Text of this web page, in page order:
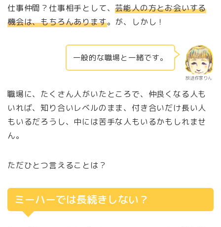
仕事仲間？仕事相手として、芸能人の方とお会いする
機会は、もちろんあります。が、しかし！
放送作家りん
一般的な職場と一緒です。
職場に、たくさん人がいたところで、仲良くなる人も
いれば、知り合いレベルのまま、付き合いだけ長い人
もいるだろうし、中には苦手な人もいるかもしれませ
ん。
ただひとつ言えることは？
ミーハーでは長続きしない？